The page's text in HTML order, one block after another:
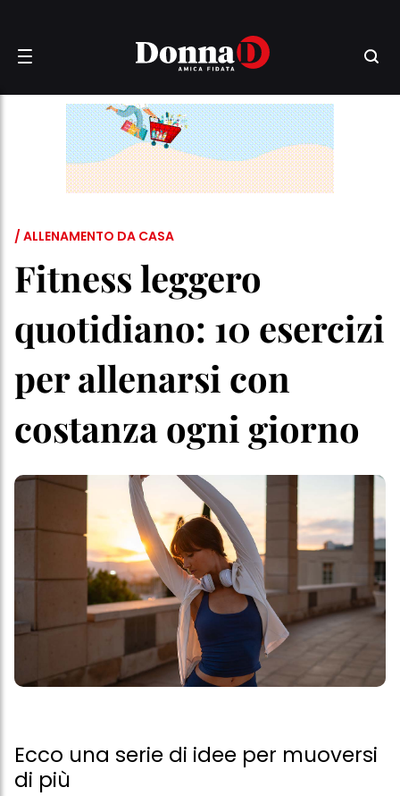
/ ALLENAMENTO DA CASA
Fitness leggero
quotidiano: 10 esercizi
per allenarsi con
costanza ogni giorno
Ecco una serie di idee per muoversi
di più